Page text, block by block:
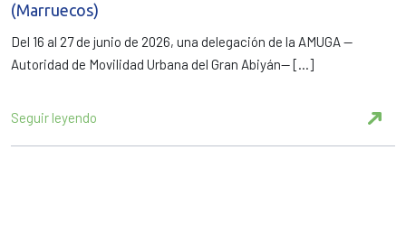
(Marruecos)
Del 16 al 27 de junio de 2026, una delegación de la AMUGA —
Autoridad de Movilidad Urbana del Gran Abiyán— […]
Seguir leyendo